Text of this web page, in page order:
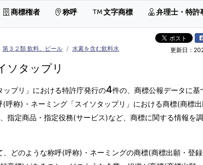
商標権者 称呼 文字商標 弁理士・特許
第３２類 飲料、ビール 水素を含む飲料水 更新日：
ソタップリ
プリ」における特許庁発行の4件の、商標公報データに基
称)・ネーミング「スイソタップリ」における商標(商標
指定商品・指定役務(サービス)など、商標に関する情報を
どのような称呼(呼称)・ネーミングの商標(商標出願・登